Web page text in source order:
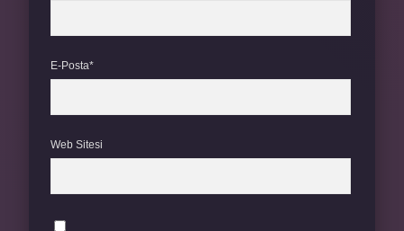
E-Posta*
Web Sitesi